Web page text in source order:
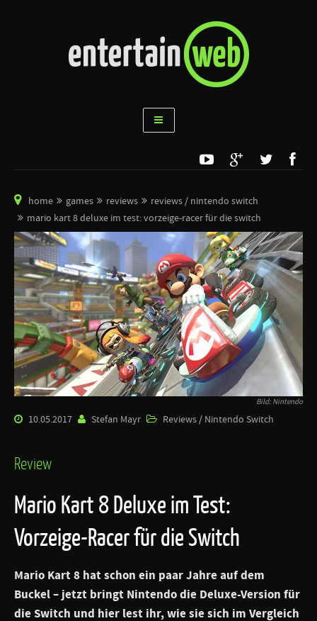
home games reviews
reviews / nintendo switch
mario kart 8 deluxe im test: vorzeige-racer für die switch
Bild: Nintendo
10.05.2017 Stefan Mayr Reviews / Nintendo Switch
Review
Mario Kart 8 Deluxe im Test:
Vorzeige-Racer für die Switch
Mario Kart 8 hat schon ein paar Jahre auf dem
Buckel – jetzt bringt Nintendo die Deluxe-Version für
die Switch und hier lest ihr, wie sie sich im Vergleich